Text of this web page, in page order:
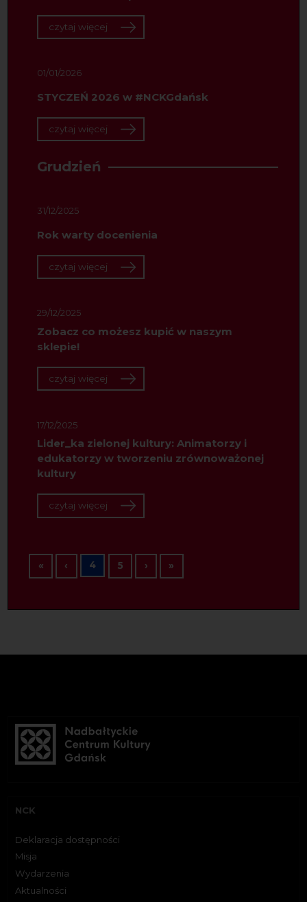
czytaj więcej
01/01/2026
STYCZEŃ 2026 w #NCKGdańsk
czytaj więcej
Grudzień
31/12/2025
Rok warty docenienia
czytaj więcej
29/12/2025
Zobacz co możesz kupić w naszym
sklepie!
czytaj więcej
17/12/2025
Lider_ka zielonej kultury: Animatorzy i
edukatorzy w tworzeniu zrównoważonej
kultury
czytaj więcej
Stronicowanie
«Pierwsza strona
‹ Poprzednia strona
4 5 ›Następna strona
»
NCK
Deklaracja dostępności
Misja
Wydarzenia
Aktualności